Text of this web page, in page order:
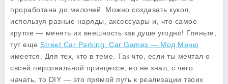
проработана до мелочей. Можно создавать кукол,
используя разные наряды, аксессуары и, что самое
крутое — менять их внешность как душе угодно! Гляньте,
тут еще Street Car Parking: Car Games — Мод Меню
имеется. Для тех, кто в теме. Так что, если ты мечтал о
своей персональной принцессе, но не знал, с чего
начать, то DIY — это прямой путь к реализации твоих